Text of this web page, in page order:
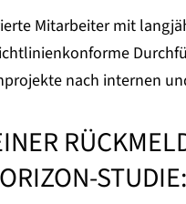
Mitarbeiter mit
nach internen
STUDIE: